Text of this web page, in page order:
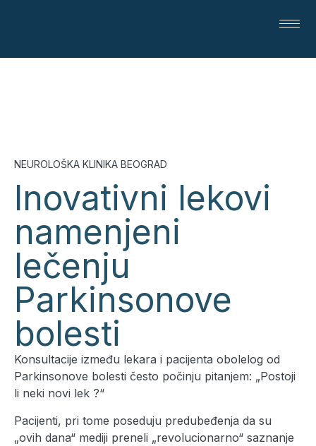
NEUROLOŠKA KLINIKA BEOGRAD
Inovativni lekovi
namenjeni
lečenju
Parkinsonove
bolesti
Konsultacije između lekara i pacijenta obolelog od
Parkinsonove bolesti često počinju pitanjem: „Postoji
li neki novi lek ?“
Pacijenti, pri tome poseduju predubeđenja da su
„ovih dana“ mediji preneli „revolucionarno“ saznanje